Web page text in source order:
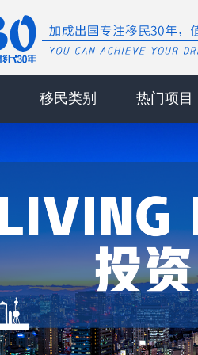
移民类别 热门项目